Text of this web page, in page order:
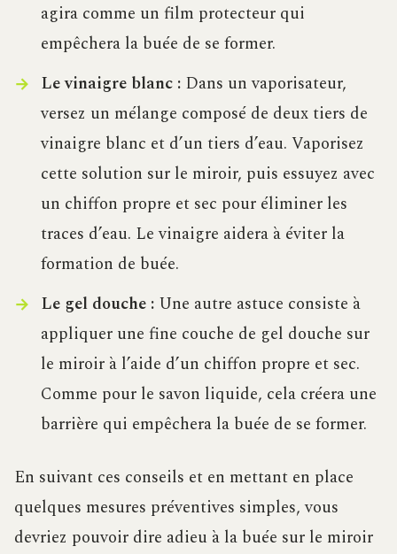
agira comme un film protecteur qui
empêchera la buée de se former.
Le vinaigre blanc :Dans un vaporisateur,
versez un mélange composé de deux tiers de
vinaigre blanc et d’un tiers d’eau. Vaporisez
cette solution sur le miroir, puis essuyez avec
un chiffon propre et sec pour éliminer les
traces d’eau. Le vinaigre aidera à éviter la
formation de buée.
Le gel douche :Une autre astuce consiste à
appliquer une fine couche de gel douche sur
le miroir à l’aide d’un chiffon propre et sec.
Comme pour le savon liquide, cela créera une
barrière qui empêchera la buée de se former.
En suivant ces conseils et en mettant en place
quelques mesures préventives simples, vous
devriez pouvoir dire adieu à la buée sur le miroir